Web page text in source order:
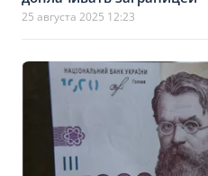
25 августа 2025 12:23